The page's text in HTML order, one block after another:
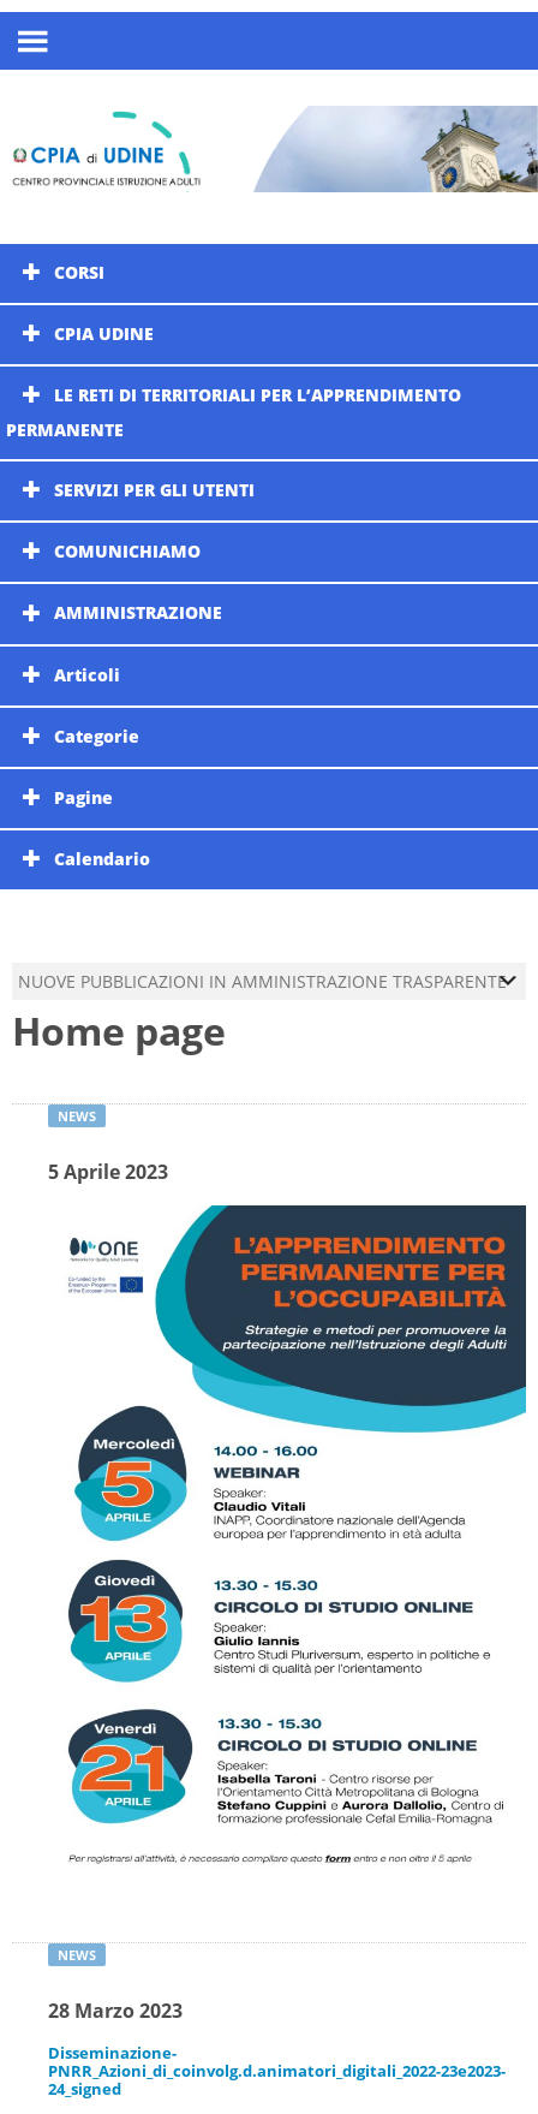
CORSI
CPIA UDINE
LE RETI DI TERRITORIALI PER L’APPRENDIMENTO
PERMANENTE
SERVIZI PER GLI UTENTI
COMUNICHIAMO
AMMINISTRAZIONE
Articoli
Categorie
Pagine
Calendario
NUOVE PUBBLICAZIONI IN AMMINISTRAZIONE TRASPARENTE
Sezione -->amministrazione-trasparente/bandi-di-gara-e-contratti/Atti-
enti aggiudicatori distintamente per ogni
del 07-08-2026
Pubblicato il 07-08-2026
amministrazione-trasparente/consulenti-e-
collaboratori/Titolari-di-incarichi--di-collaborazione-o-consulenza
Titolari di incarichi di collaborazione o consulenza
del 31-07-2026
Pubblicato il 07-08-2026
Titolari di incarichi di collaborazione o consulenza
del 29-07-2026
Pubblicato il 07-08-2026
Sezione -->
amministrazione-trasparente/provvedimenti/provvedimenti-
dirigenti-amministrativi
Provvedimenti dirigenti Amministrativi
Pubblicato il 07-08-2026
Provvedimenti dirigenti Amministratividel 28-07-2026
Pubblicato il 07-08-2026
Home page
5 Aprile 2023
28 Marzo 2023
Disseminazione-
PNRR_Azioni_di_coinvolg.d.animatori_digitali_2022-23e2023-
24_signed